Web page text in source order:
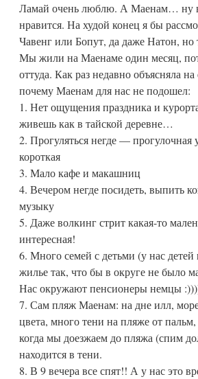
Ламай очень люблю. А Маенам… ну
нравится. На худой конец я бы
Чавенг или Бопут, да даже Натон, но
Мы жили на Маенаме один месяц,
оттуда. Как раз недавно объясняла
почему Маенам для нас не подошел:
1. Нет ощущения праздника и
живешь как в тайской деревне…
2. Прогуляться негде — прогулочная
короткая
3. Мало кафе и макашниц
4. Вечером негде посидеть, выпить
музыку
5. Даже волкинг стрит какая-то
интересная!
6. Много семей с детьми (у нас
жилье так, что бы в округе не было
Нас окружают пенсионеры немцы
7. Сам пляж Маенам: на дне илл,
цвета, много тени на пляже от пальм,
когда мы доезжаем до пляжа (спим
находится в тени.
8. В 9 вечера все спят!! А у нас это